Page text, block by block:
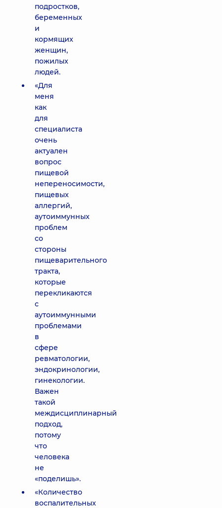
подростков,
беременных
и
кормящих
женщин,
пожилых
людей.
«Для
меня
как
для
специалиста
очень
актуален
вопрос
пищевой
непереносимости,
пищевых
аллергий,
аутоиммунных
проблем
со
стороны
пищеварительного
тракта,
которые
перекликаются
с
аутоиммунными
проблемами
в
сфере
ревматологии,
эндокринологии,
гинекологии.
Важен
такой
междисциплинарный
подход,
потому
что
человека
не
«поделишь».
«Количество
воспалительных